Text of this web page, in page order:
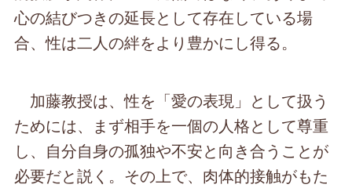
心の結びつきの延長として存在している場
合、性は二人の絆をより豊かにし得る。
加藤教授は、性を「愛の表現」として扱う
ためには、まず相手を一個の人格として尊重
し、自分自身の孤独や不安と向き合うことが
必要だと説く。その上で、肉体的接触がもた